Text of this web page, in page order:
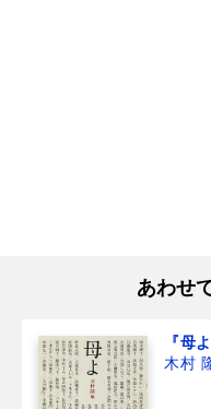
あわせ
『母よ
木村